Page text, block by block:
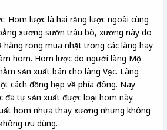
Hom lược là hai răng lược ngoài cùng
xương sườn trâu bò, xương này do
rong mua nhặt trong các làng hay
hom. Hom lược do người làng Mộ
sản xuất bán cho làng Vạc. Làng
cách đồng hẹp về phía đông. Nay
đã tự sản xuất được loại hom này.
hom nhựa thay xương nhưng không
ưu dùng.